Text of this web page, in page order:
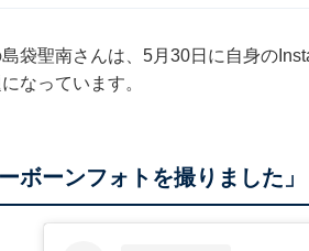
袋聖南さんは、5月30日に自身の
なっています。
ボーンフォトを撮りました」